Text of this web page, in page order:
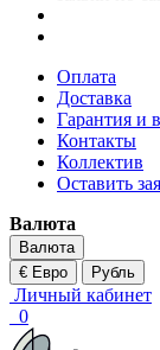
Оплата
Доставка
Гарантия и
Контакты
Коллектив
Оставить
Валюта
Валюта
€ Евро
Рубль
Личный кабинет
0